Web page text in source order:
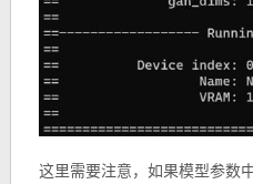
这里需要注意，如果模型参数